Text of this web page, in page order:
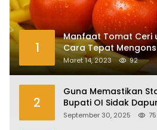
1
Manfaat Tomat Ceri
Cara Tepat
Maret 14, 2023 92
2
Guna Memastikan
Bupati OI Sidak
September 30, 2025 75